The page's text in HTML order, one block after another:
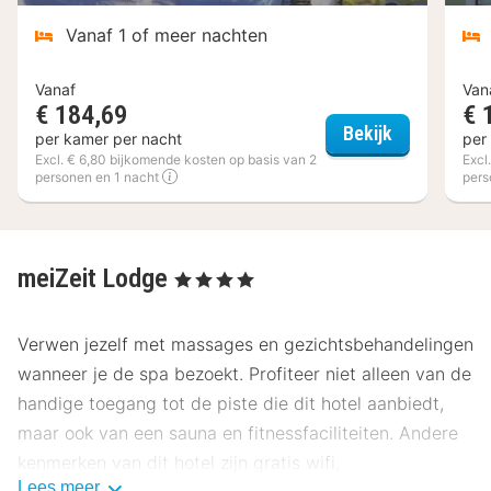
Vanaf 1 of meer nachten
Vanaf
€ 184,69
per kamer per nacht
Excl. € 6,80 bijkomende kosten op basis van 2
personen en 1 nacht
Bekijk Sporthotel
€
per
meiZeit Lodge , 4 Sterren
Verwen jezelf met massages en gezichtsbehandelingen
wanneer je de spa bezoekt. Profiteer niet alleen van de
handige toegang tot de piste die dit hotel aanbiedt,
maar ook van een sauna en fitnessfaciliteiten. Andere
kenmerken van dit hotel zijn gratis wifi,
Lees meer